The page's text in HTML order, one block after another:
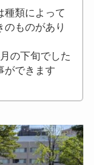
種類によって
のものがあり
の下旬でした
ができます